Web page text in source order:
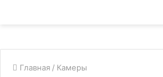
Главная / Камеры